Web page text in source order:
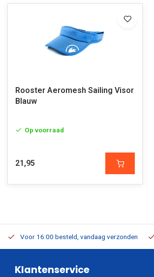
Rooster Aeromesh Sailing Visor
Blauw
Op voorraad
21,95
Voor 16:00 besteld, vandaag verzonden
Klantenservice